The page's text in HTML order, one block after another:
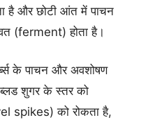
है और छोटी आंत में पाचन
(ferment) होता है।
के पाचन और अवशोषण
शुगर के स्तर को
spikes) को रोकता है,